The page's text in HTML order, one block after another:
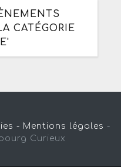
CATÉGORIE
- Mentions légales -
Curieux